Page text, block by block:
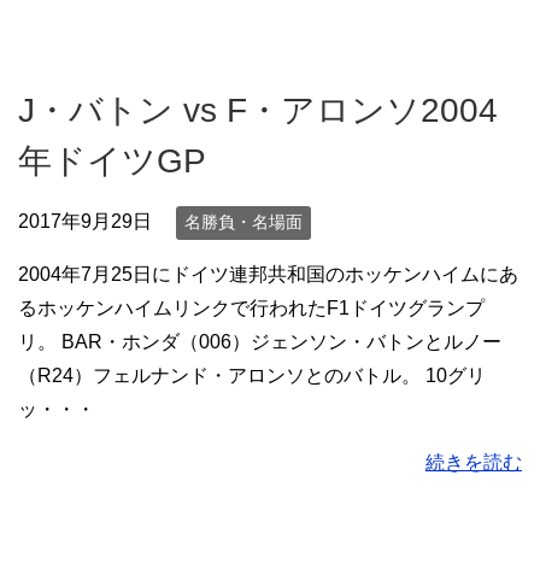
J・バトン vs F・アロンソ2004
年ドイツGP
2017年9月29日 名勝負・名場面
2004年7月25日にドイツ連邦共和国のホッケンハイムにあ
るホッケンハイムリンクで行われたF1ドイツグランプ
リ。 BAR・ホンダ（006）ジェンソン・バトンとルノー
（R24）フェルナンド・アロンソとのバトル。 10グリ
ッ・・・
続きを読む